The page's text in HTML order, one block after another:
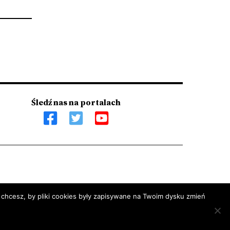
Śledź nas na portalach
by pliki cookies były zapisywane na Twoim dysku zmień